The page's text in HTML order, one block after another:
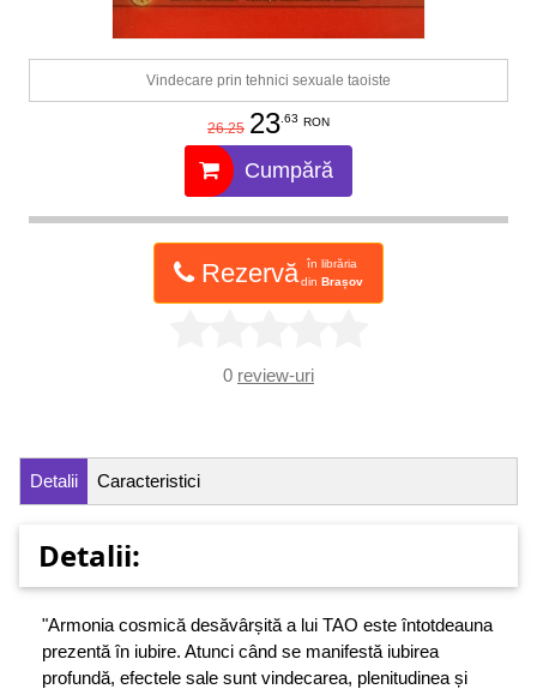
Vindecare prin tehnici sexuale taoiste
26.25 23.63 RON
Cumpără
Rezervă
în librăria
din Brașov
0 review-uri
Detalii Caracteristici
Detalii:
"Armonia cosmică desăvârșită a lui TAO este întotdeauna
prezentă în iubire. Atunci când se manifestă iubirea
profundă, efectele sale sunt vindecarea, plenitudinea și